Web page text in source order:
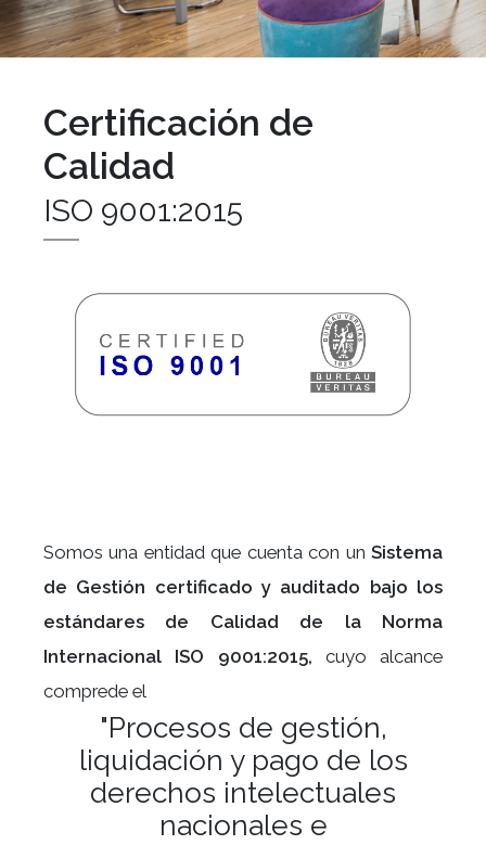
Certificación de
Calidad
ISO 9001:2015
Somos una entidad que cuenta con un Sistema
de Gestión certificado y auditado bajo los
estándares de Calidad de la Norma
Internacional ISO 9001:2015, cuyo alcance
comprede el
"Procesos de gestión,
liquidación y pago de los
derechos intelectuales
nacionales e